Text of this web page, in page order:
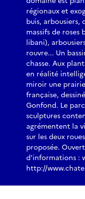
régionaux et
buis, arbousiers,
massifs de roses
libani),
rouvre... Un
chasse. Aux
en réalité
miroir une
française,
Gonfond. Le
sculptures
agrémentent la
sur les deux
proposée.
d'informations :
http://